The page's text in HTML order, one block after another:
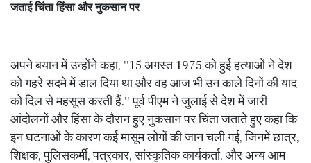
जताई चिंताहिंसा और नुकसान पर
अपने बयान में उन्होंने कहा, ''15 अगस्त 1975 को हुई हत्याओं ने देश
को गहरे सदमे में डाल दिया था और वह आज भी उन काले दिनों की याद
को दिल से महसूस करती हैं.'' पूर्व पीएम ने जुलाई से देश में जारी
आंदोलनों और हिंसा के दौरान हुए नुकसान पर चिंता जताते हुए कहा कि
इन घटनाओं के कारण कई मासूम लोगों की जान चली गई, जिनमें छात्र,
शिक्षक, पुलिसकर्मी, पत्रकार, सांस्कृतिक कार्यकर्ता, और अन्य आम